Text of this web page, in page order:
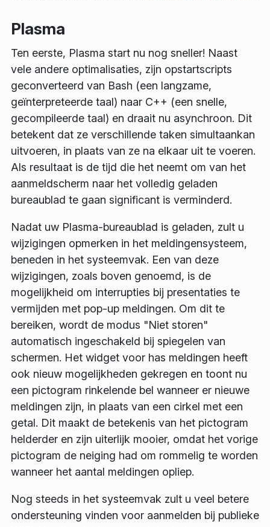
Plasma
Ten eerste, Plasma start nu nog sneller! Naast
vele andere optimalisaties, zijn opstartscripts
geconverteerd van Bash (een langzame,
geïnterpreteerde taal) naar C++ (een snelle,
gecompileerde taal) en draait nu asynchroon. Dit
betekent dat ze verschillende taken simultaankan
uitvoeren, in plaats van ze na elkaar uit te voeren.
Als resultaat is de tijd die het neemt om van het
aanmeldscherm naar het volledig geladen
bureaublad te gaan significant is verminderd.
Nadat uw Plasma-bureaublad is geladen, zult u
wijzigingen opmerken in het meldingensysteem,
beneden in het systeemvak. Een van deze
wijzigingen, zoals boven genoemd, is de
mogelijkheid om interrupties bij presentaties te
vermijden met pop-up meldingen. Om dit te
bereiken, wordt de modus "Niet storen"
automatisch ingeschakeld bij spiegelen van
schermen. Het widget voor has meldingen heeft
ook nieuw mogelijkheden gekregen en toont nu
een pictogram rinkelende bel wanneer er nieuwe
meldingen zijn, in plaats van een cirkel met een
getal. Dit maakt de betekenis van het pictogram
helderder en zijn uiterlijk mooier, omdat het vorige
pictogram de neiging had om rommelig te worden
wanneer het aantal meldingen opliep.
Nog steeds in het systeemvak zult u veel betere
ondersteuning vinden voor aanmelden bij publieke